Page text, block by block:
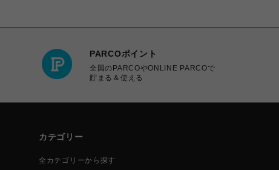
PARCOポイント
全国のPARCOやONLINE PARCOで
貯まる＆使える
カテゴリー
全カテゴリーから探す